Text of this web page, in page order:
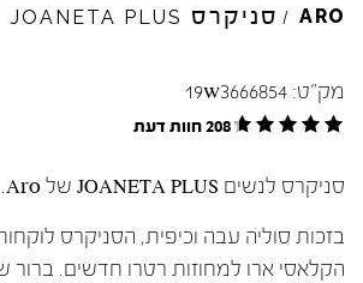
ARO
/ סניקרס JOANETA PLUS
מק"ט: 19w3666854
208 חוות דעת
סניקרס לנשים JOANETA PLUS של Aro.
בזכות סוליה עבה וכיפית, הסניקרס
הקלאסי ארו למחוזות רטרו חדשים. ברור